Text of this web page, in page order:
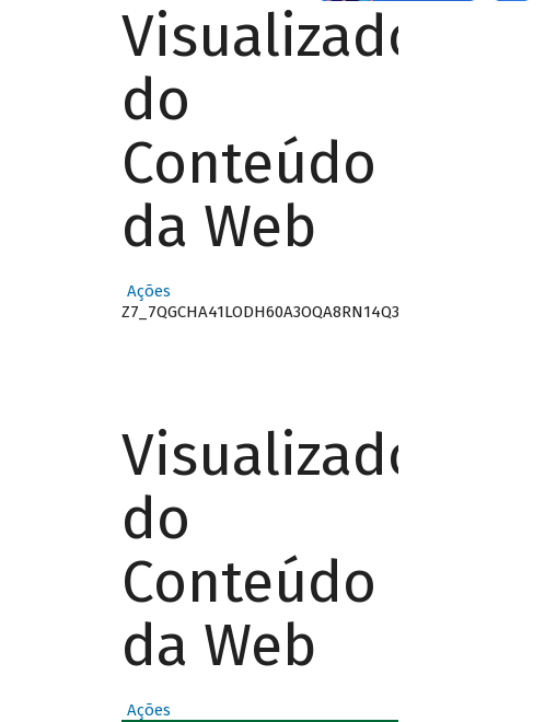
Visualizador
do
Conteúdo
da Web
Ações
Z7_7QGCHA41LODH60A3OQA8RN14Q3
Visualizador
do
Conteúdo
da Web
Ações